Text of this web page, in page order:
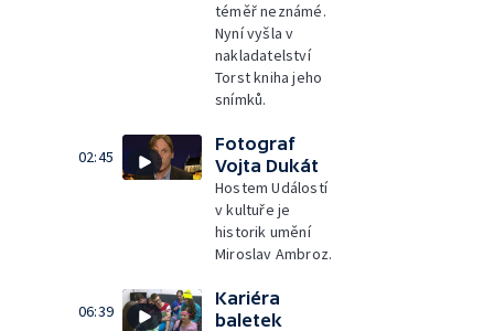
téměř neznámé.
Nyní vyšla v
nakladatelství
Torst kniha jeho
snímků.
02:45
Fotograf
Vojta Dukát
Hostem Událostí
v kultuře je
historik umění
Miroslav Ambroz.
06:39
Kariéra
baletek